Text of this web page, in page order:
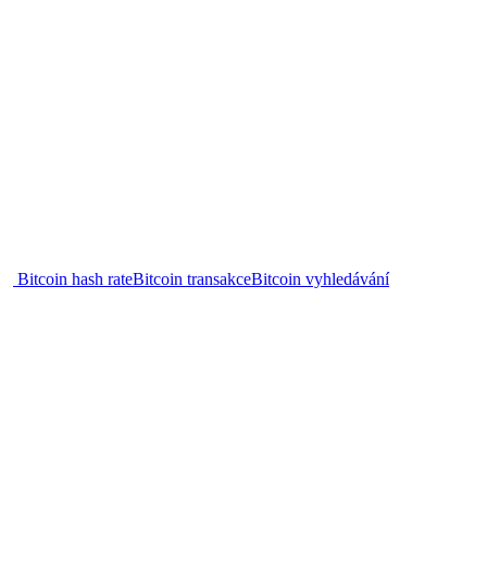
Bitcoin hash rateBitcoin transakceBitcoin vyhledávání